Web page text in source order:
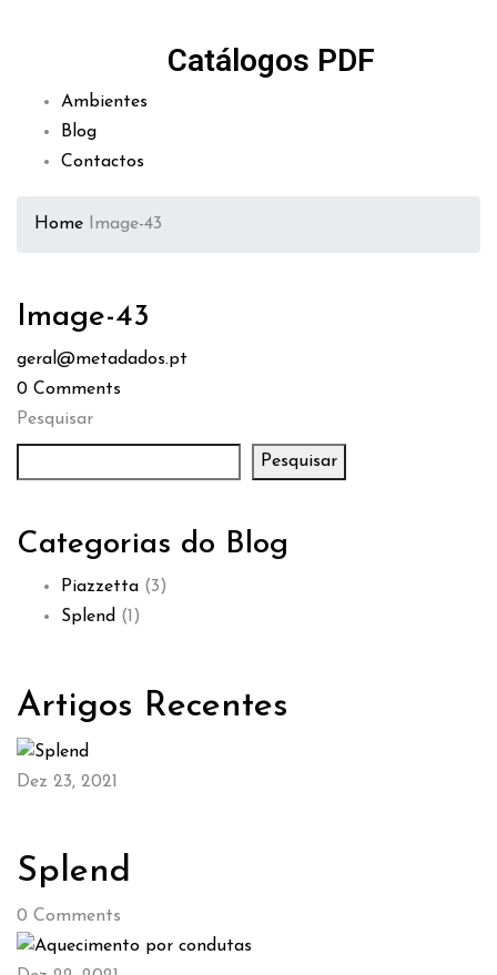
Catálogos PDF
Ambientes
Blog
Contactos
Home Image-43
Image-43
geral@metadados.pt
0 Comments
Pesquisar
Pesquisar
Categorias do Blog
Piazzetta (3)
Splend (1)
Artigos Recentes
Dez 23, 2021
Splend
0 Comments